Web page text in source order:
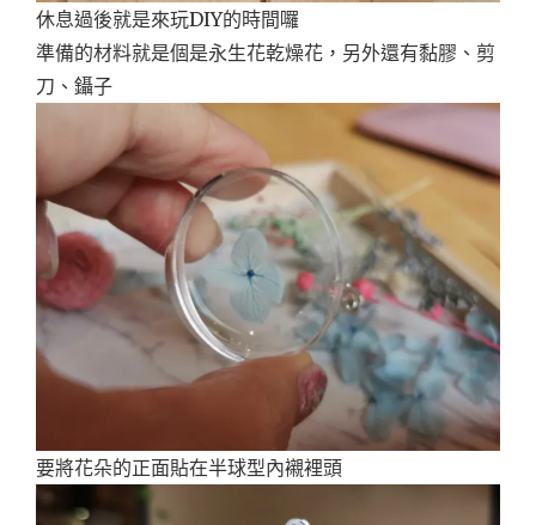
休息過後就是來玩DIY的時間囉
準備的材料就是個是永生花乾燥花，另外還有黏膠、剪
刀、鑷子
要將花朵的正面貼在半球型內襯裡頭